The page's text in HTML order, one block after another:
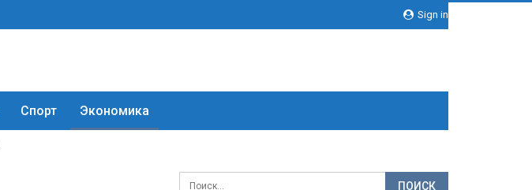
Sign in
Спорт Экономика